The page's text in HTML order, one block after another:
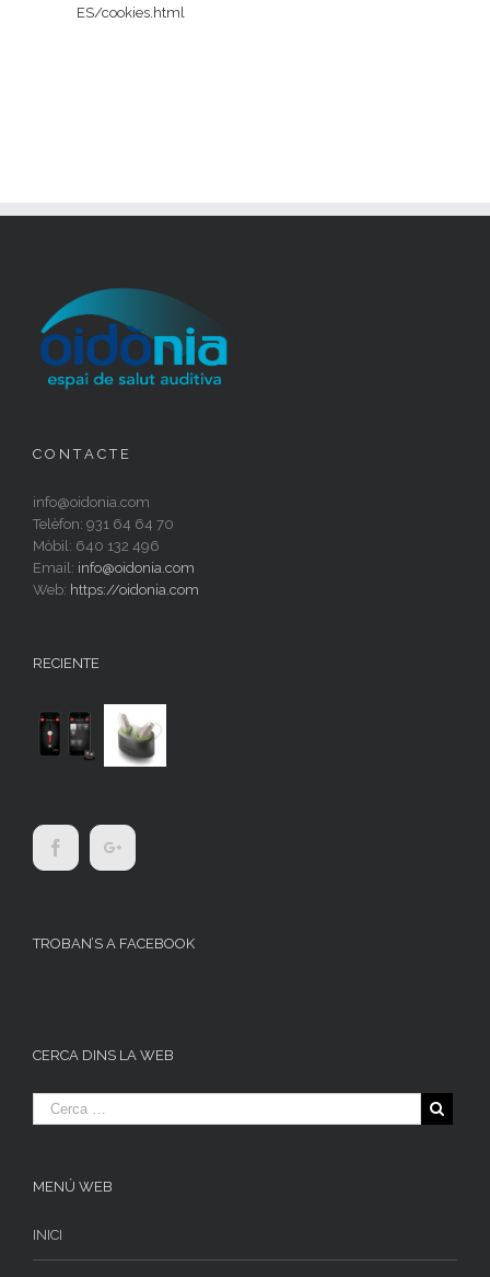
ES/cookies.html
C O N T A C T E
info@oidonia.com
Telèfon: 931 64 64 70
Mòbil: 640 132 496
Email: info@oidonia.com
Web: https://oidonia.com
RECIENTE
TROBAN’S A FACEBOOK
CERCA DINS LA WEB
MENÚ WEB
INICI